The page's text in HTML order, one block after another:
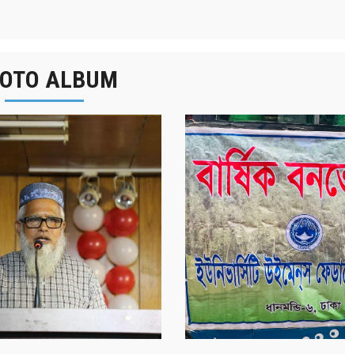
ALBUM
বার্ষিক বনভোজন ২০২৫